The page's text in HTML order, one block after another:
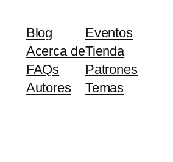
Blog
Acerca de
FAQs
Autores
Eventos
Tienda
Patrones
Temas